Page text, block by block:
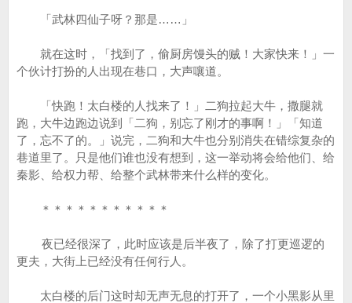
「武林四仙子呀？那是……」
就在这时，「找到了，偷厨房馒头的贼！大家快来！」一
个伙计打扮的人出现在巷口，大声嚷道。
「快跑！太白楼的人找来了！」二狗拉起大牛，撒腿就
跑，大牛边跑边说到「二狗，别忘了刚才的事啊！」「知道
了，忘不了的。」说完，二狗和大牛也分别消失在错综复杂的
巷道里了。只是他们谁也没有想到，这一举动将会给他们、给
秦影、给权力帮、给整个武林带来什么样的变化。
＊＊＊＊＊＊＊＊＊＊＊
夜已经很深了，此时应该是后半夜了，除了打更巡逻的
更夫，大街上已经没有任何行人。
太白楼的后门这时却无声无息的打开了，一个小黑影从里